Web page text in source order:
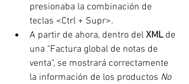
presionaba la combinación de
teclas <Ctrl + Supr>.
A partir de ahora, dentro del XML de
una "Factura global de notas de
venta", se mostrará correctamente
la información de los productos No